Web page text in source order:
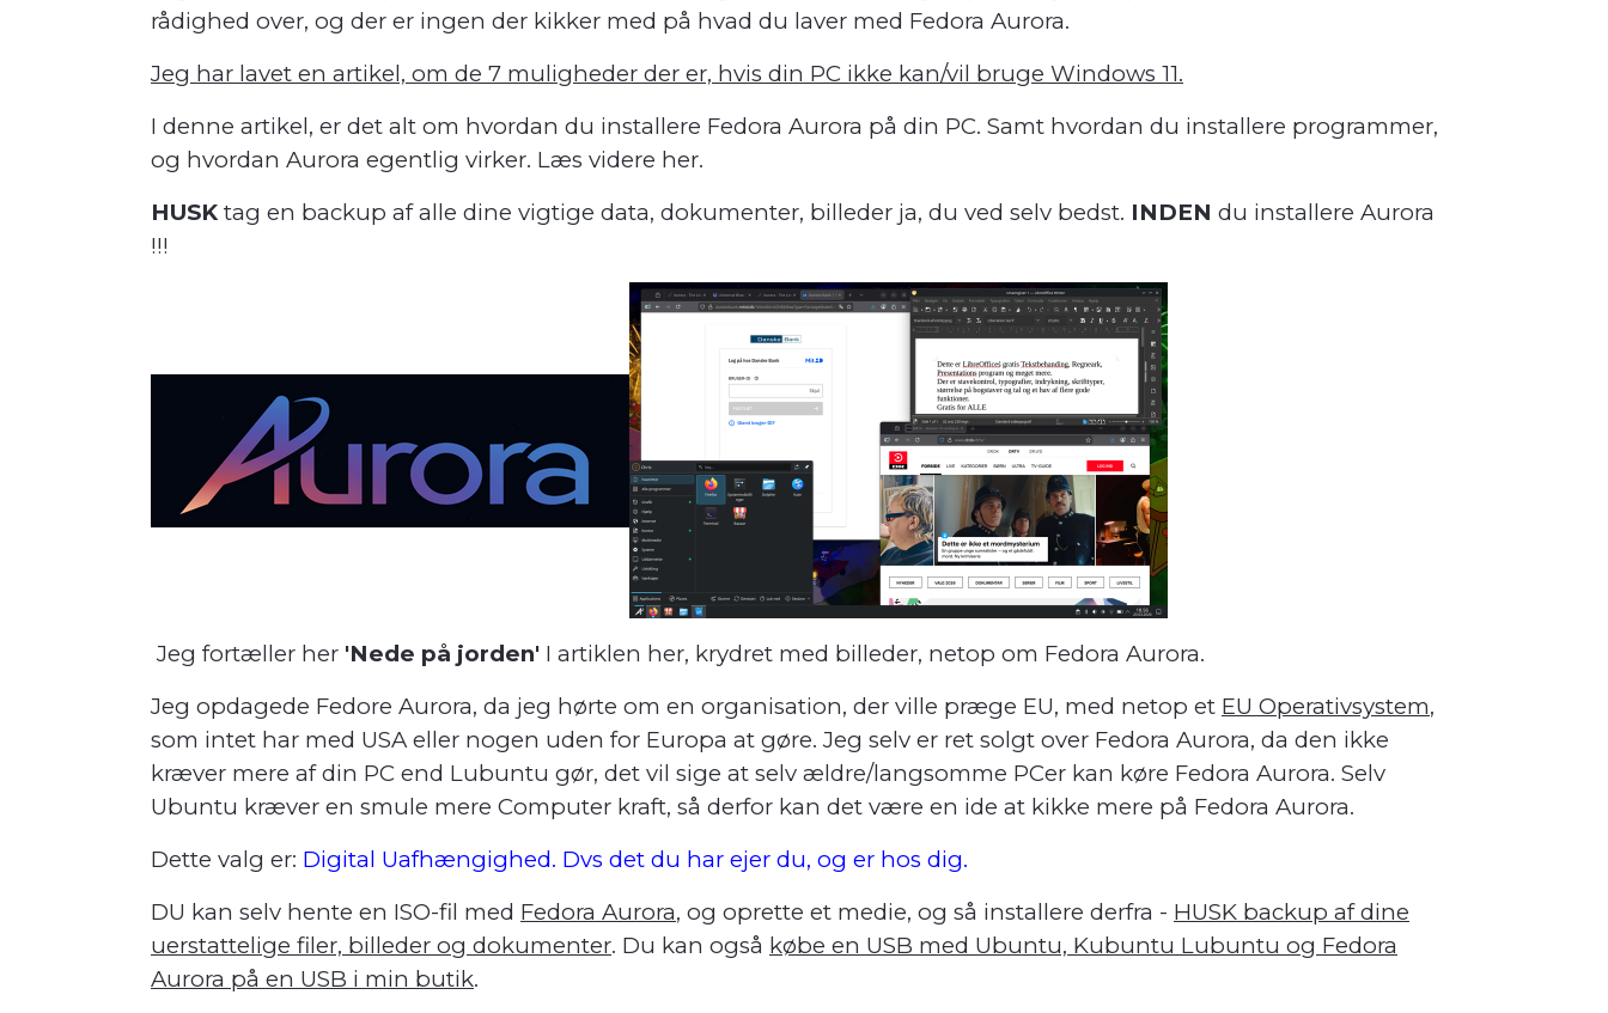
rådighed over, og der er ingen der kikker med på hvad du laver med Fedora Aurora.
Jeg har lavet en artikel, om de 7 muligheder der er, hvis din PC ikke kan/vil bruge Windows 11.
I denne artikel, er det alt om hvordan du installere Fedora Aurora på din PC. Samt hvordan du installere programmer,
og hvordan Aurora egentlig virker. Læs videre her.
HUSKtag en backup af alle dine vigtige data, dokumenter, billeder ja, du ved selv bedst. INDEN du installere Aurora
!!!
Jeg fortæller her 'Nede på jorden' I artiklen her, krydret med billeder, netop om Fedora Aurora.
Jeg opdagede Fedore Aurora, da jeg hørte om en organisation, der ville præge EU, med netop et EU Operativsystem,
som intet har med USA eller nogen uden for Europa at gøre. Jeg selv er ret solgt over Fedora Aurora, da den ikke
kræver mere af din PC end Lubuntu gør, det vil sige at selv ældre/langsomme PCer kan køre Fedora Aurora. Selv
Ubuntu kræver en smule mere Computer kraft, så derfor kan det være en ide at kikke mere på Fedora Aurora.
Dette valg er: Digital Uafhængighed. Dvs det du har ejer du, og er hos dig.
DU kan selv hente en ISO-fil med Fedora Aurora, og oprette et medie, og så installere derfra - HUSK backup af dine
uerstattelige filer, billeder og dokumenter. Du kan også købe en USB med Ubuntu, Kubuntu Lubuntu og Fedora
Aurora på en USB i min butik.